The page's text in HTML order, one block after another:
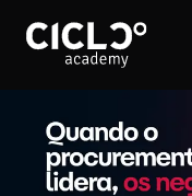
Sobre nós